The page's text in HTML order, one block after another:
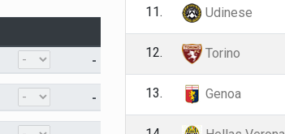
-
-
11. Udinese
12. Torino
13. Genoa